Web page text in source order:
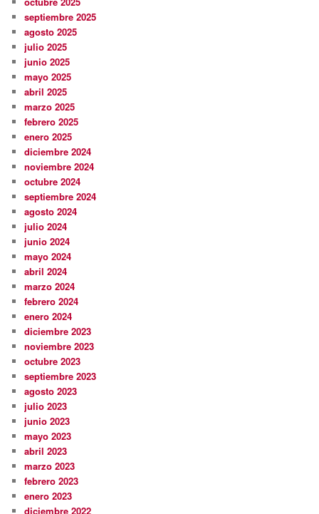
septiembre 2025
agosto 2025
julio 2025
junio 2025
mayo 2025
abril 2025
marzo 2025
febrero 2025
enero 2025
diciembre 2024
noviembre 2024
octubre 2024
septiembre 2024
agosto 2024
julio 2024
junio 2024
mayo 2024
abril 2024
marzo 2024
febrero 2024
enero 2024
diciembre 2023
noviembre 2023
octubre 2023
septiembre 2023
agosto 2023
julio 2023
junio 2023
mayo 2023
abril 2023
marzo 2023
febrero 2023
enero 2023
diciembre 2022